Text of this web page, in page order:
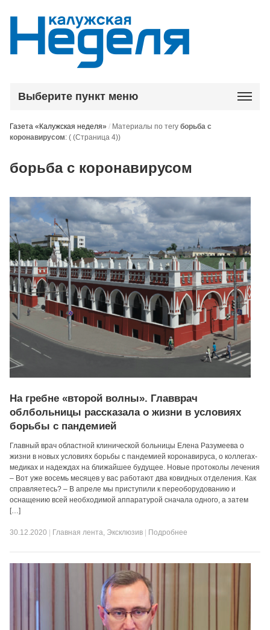
Выберите пункт меню
Газета «Калужская неделя» / Материалы по тегуборьба с
коронавирусом: ( (Страница 4))
борьба с коронавирусом
На гребне «второй волны». Главврач
облбольницы рассказала о жизни в условиях
борьбы с пандемией
Главный врач областной клинической больницы Елена Разумеева о
жизни в новых условиях борьбы с пандемией коронавируса, о коллегах-
медиках и надеждах на ближайшее будущее. Новые протоколы лечения
– Вот уже восемь месяцев у вас работают два ковидных отделения. Как
справляетесь? – В апреле мы приступили к переоборудованию и
оснащению всей необходимой аппаратурой сначала одного, а затем
[…]
30.12.2020 Главная лента, Эксклюзив Подробнее